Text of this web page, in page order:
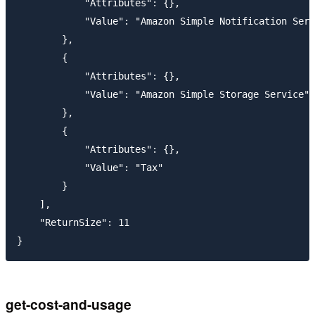
            "Attributes": {},
"Value": "Amazon Simple Notification
        },
        {
            "Attributes": {},
            "Value": "Amazon Simple Storage Service"
        },
        {
            "Attributes": {},
            "Value": "Tax"
        }
    ],
    "ReturnSize": 11
get-cost-and-usage